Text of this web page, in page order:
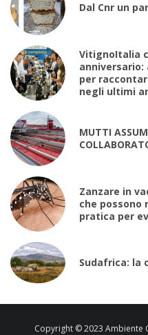
Dal Cnr un
VitignoItalia
anniversario:
per
negli ultimi
MUTTI
Zanzare in
che possono
pratica per
Sudafrica: la
Copyright © 2023 Ambiente